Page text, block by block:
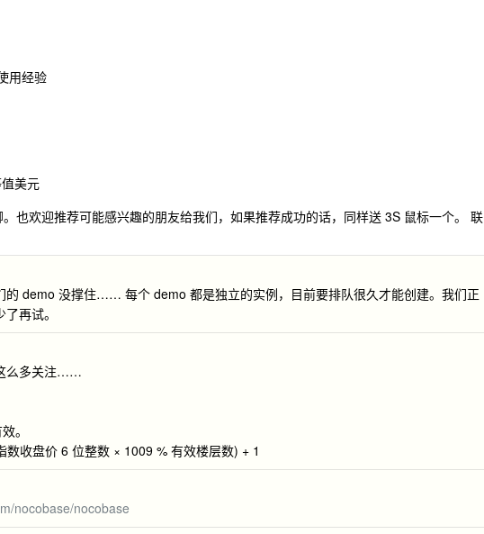
用经验
美元
也欢迎推荐可能感兴趣的朋友给我们，如果推荐成功的话，同样送 3S 鼠标一个。 联
的 demo 没撑住…… 每个 demo 都是独立的实例，目前要排队很久才能创建。我们正
再试。
么多关注……
。
收盘价 6 位整数 × 1009 % 有效楼层数) + 1
nocobase/nocobase